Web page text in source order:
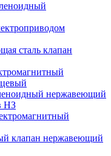
сталь клапан
нержавеющий
НЗ
клапан нержавеющий